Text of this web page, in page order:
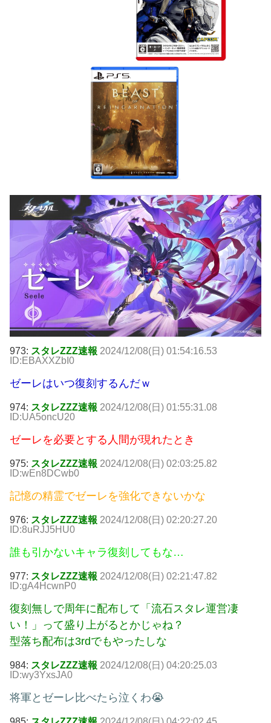
973: スタレZZZ速報 2024/12/08(日) 01:54:16.53
ID:EBAXXZbI0
ゼーレはいつ復刻するんだｗ
974: スタレZZZ速報 2024/12/08(日) 01:55:31.08
ID:UA5oncU20
ゼーレを必要とする人間が現れたとき
975: スタレZZZ速報 2024/12/08(日) 02:03:25.82
ID:wEn8DCwb0
記憶の精霊でゼーレを強化できないかな
976: スタレZZZ速報 2024/12/08(日) 02:20:27.20
ID:8uRJJ5HU0
誰も引かないキャラ復刻してもな…
977: スタレZZZ速報 2024/12/08(日) 02:21:47.82
ID:gA4HcwnP0
復刻無しで周年に配布して「流石スタレ運営凄
い！」って盛り上がるとかじゃね？
型落ち配布は3rdでもやったしな
984: スタレZZZ速報 2024/12/08(日) 04:20:25.03
ID:wy3YxsJA0
将軍とゼーレ比べたら泣くわ😭